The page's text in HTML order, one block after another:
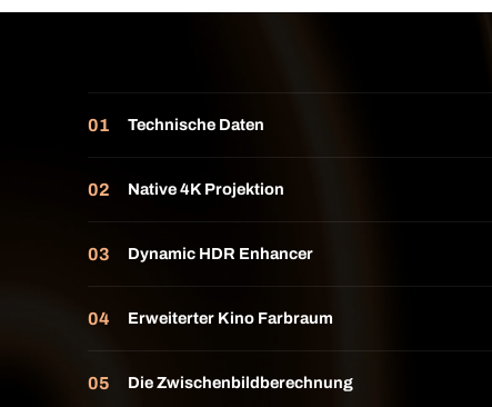
Technische Daten
Native 4K Projektion
Dynamic HDR Enhancer
Erweiterter Kino Farbraum
Die Zwischenbildberechnung